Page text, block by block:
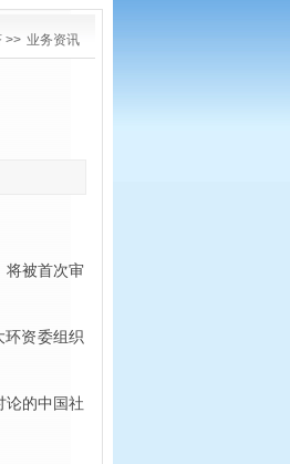
>> 业务资讯
将被首次审
环资委组织
论的中国社